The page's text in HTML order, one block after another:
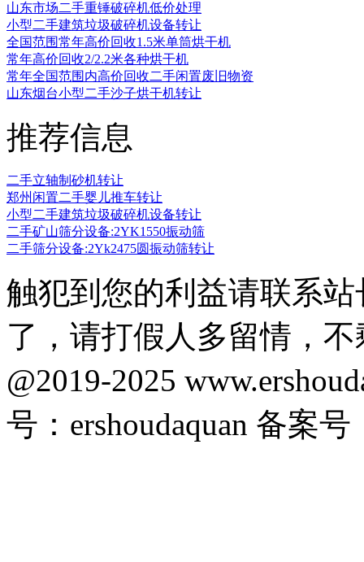
山东市场二手重锤破碎机低价处理
小型二手建筑垃圾破碎机设备转让
全国范围常年高价回收1.5米单筒烘干机
常年高价回收2/2.2米各种烘干机
常年全国范围内高价回收二手闲置废旧物资
山东烟台小型二手沙子烘干机转让
推荐信息
二手立轴制砂机转让
郑州闲置二手婴儿推车转让
小型二手建筑垃圾破碎机设备转让
二手矿山筛分设备:2YK1550振动筛
二手筛分设备:2Yk2475圆振动筛转让
触犯到您的利益请联系
了，请打假人多留情，
@2019-2025
号：ershoudaquan 备案